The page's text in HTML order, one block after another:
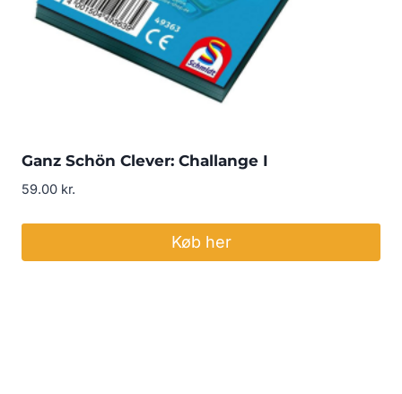
Ganz Schön Clever: Challange I
59.00 kr.
Køb her